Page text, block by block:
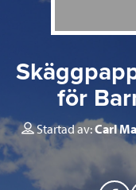
för
Startad av:Carl